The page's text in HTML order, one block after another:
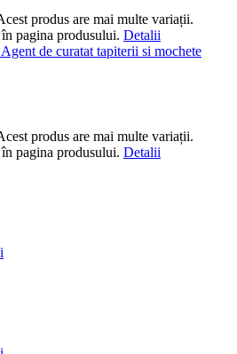
produs are mai multe variații.
pagina produsului. Detalii
produs are mai multe variații.
pagina produsului. Detalii